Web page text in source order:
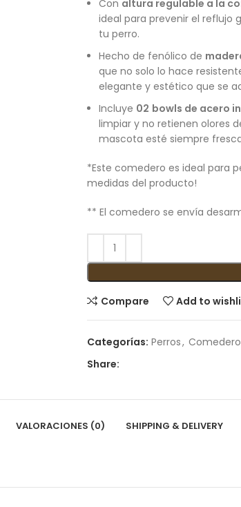
Con altura regulable a la
ideal para prevenir el reflujo
tu perro.
Hecho de fenólico de
que no solo lo hace
elegante y estético que se
Incluye 02 bowls de acero
limpiar y no retienen olores
mascota esté siempre
*Este comedero es ideal para
medidas del producto!
** El comedero se envía
Compare Add to
Categorías: Perros,
Share:
VALORACIONES (0) SHIPPING & DELIVERY